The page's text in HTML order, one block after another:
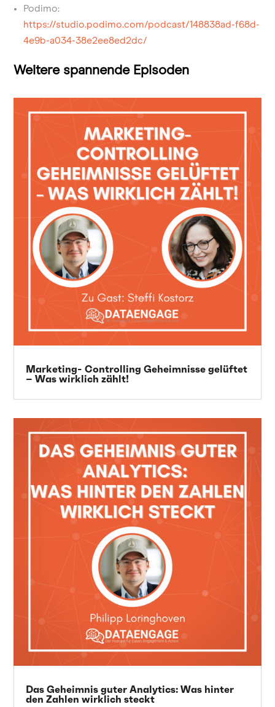
Podimo:
https://studio.podimo.com/podcast/148838ad-f68d-
4e9b-a034-38e2ee8ed2dc/
Weitere spannende Episoden
Marketing- Controlling Geheimnisse gelüftet
– Was wirklich zählt!
Das Geheimnis guter Analytics: Was hinter
den Zahlen wirklich steckt